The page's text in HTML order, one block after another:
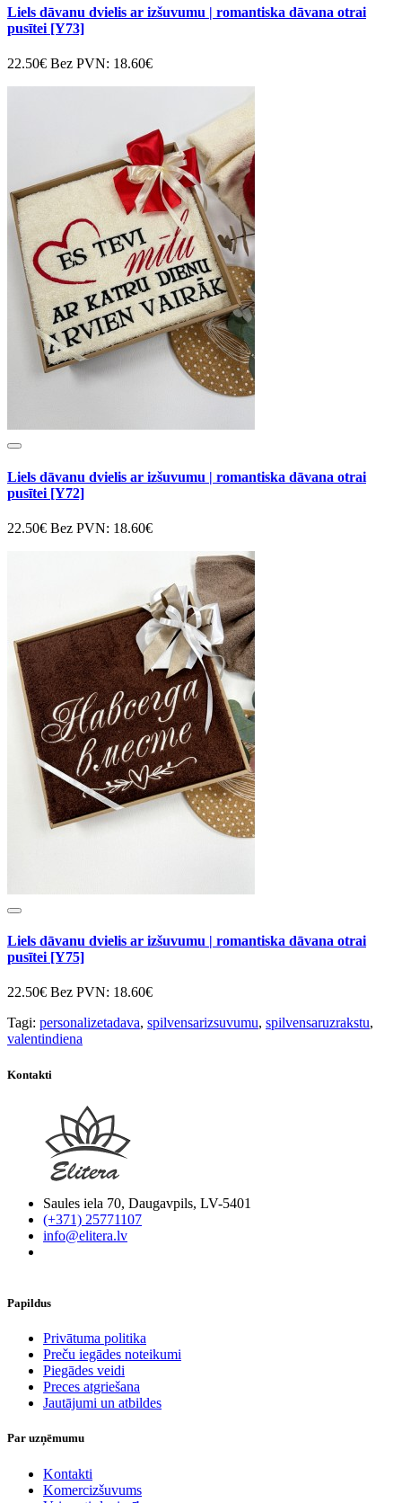
Liels dāvanu dvielis ar izšuvumu | romantiska dāvana otrai
pusītei [Y73]
22.50€ Bez PVN: 18.60€
Liels dāvanu dvielis ar izšuvumu | romantiska dāvana otrai
pusītei [Y72]
22.50€ Bez PVN: 18.60€
Liels dāvanu dvielis ar izšuvumu | romantiska dāvana otrai
pusītei [Y75]
22.50€ Bez PVN: 18.60€
Tagi: personalizetadava, spilvensarizsuvumu, spilvensaruzrakstu,
valentindiena
Kontakti
Saules iela 70, Daugavpils, LV-5401
(+371) 25771107
info@elitera.lv
Papildus
​Privātuma politika
Preču iegādes noteikumi
Piegādes veidi
Preces atgriešana
Jautājumi un atbildes
Par uzņēmumu
Kontakti
Komercizšuvums